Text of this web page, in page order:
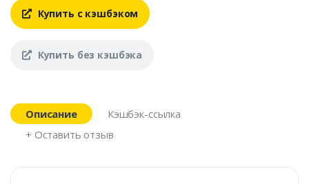
Купить с кэшбэком
Купить без кэшбэка
Описание
Кэшбэк-ссылка
+ Оставить отзыв